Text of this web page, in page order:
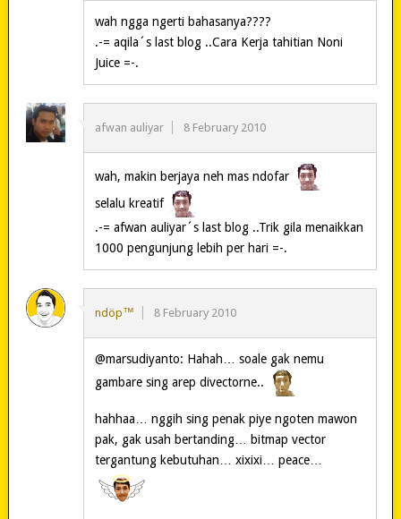
wah ngga ngerti bahasanya????
.-= aqila´s last blog ..Cara Kerja tahitian Noni
Juice =-.
afwan auliyar 8 February 2010
wah, makin berjaya neh mas ndofar
selalu kreatif
.-= afwan auliyar´s last blog ..Trik gila menaikkan
1000 pengunjung lebih per hari =-.
ndöp™ 8 February 2010
@marsudiyanto: Hahah… soale gak nemu
gambare sing arep divectorne..
hahhaa… nggih sing penak piye ngoten mawon
pak, gak usah bertanding… bitmap vector
tergantung kebutuhan… xixixi… peace…